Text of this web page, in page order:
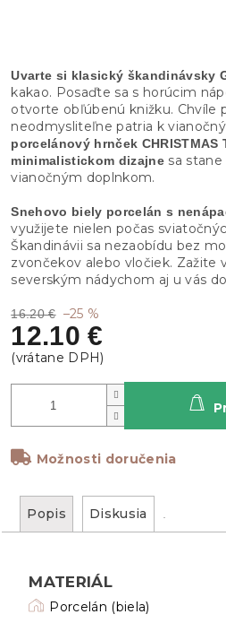
16.20 € –25 %
12.10 €
Možnosti doručenia
Uvarte si klasický škandinávsky
kakao. Posaďte sa s horúcim
otvorte obľúbenú knižku. Chvíle
neodmysliteľne patria k
porcelánový hrnček CHRISTMAS
minimalistickom dizajnesa stane
vianočným doplnkom.
Snehovo biely porcelán s
využijete nielen počas
Škandinávii sa nezaobídu bez
zvončekov alebo vločiek. Zažite
severským nádychom aj u vás
Popis Diskusia
MATERIÁL
Porcelán (biela)